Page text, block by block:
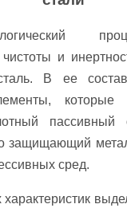
и
В ее
пассивный
защищающий
сред.